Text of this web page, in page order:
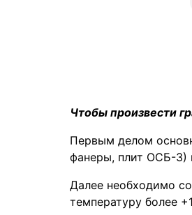
Чтобы произвести
Первым делом
фанеры, плит ОСБ-3)
Далее необходимо
температуру более